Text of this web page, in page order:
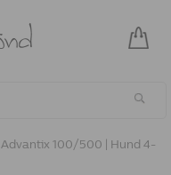
Advantix 100/500 | Hund 4-